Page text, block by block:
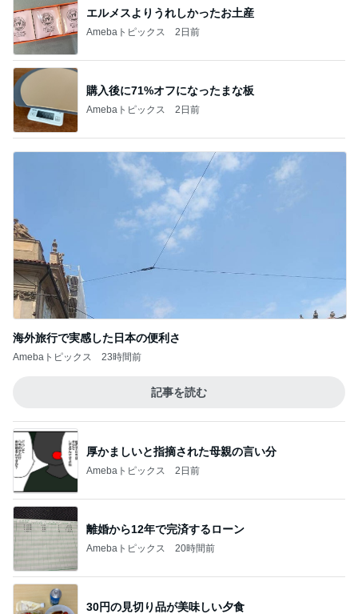
エルメスよりうれしかったお土産
Amebaトピックス 2日前
購入後に71%オフになったまな板
Amebaトピックス 2日前
海外旅行で実感した日本の便利さ
Amebaトピックス 23時間前
記事を読む
厚かましいと指摘された母親の言い分
Amebaトピックス 2日前
離婚から12年で完済するローン
Amebaトピックス 20時間前
30円の見切り品が美味しい夕食